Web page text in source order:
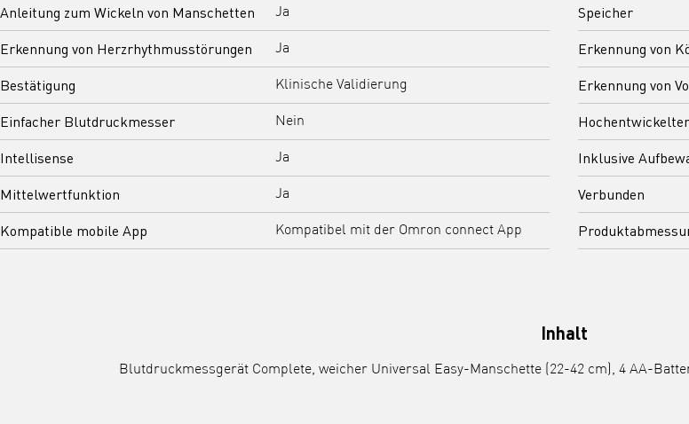
Anleitung zum Wickeln von Manschetten Ja Speicher
Erkennung von Herzrhythmusstörungen Ja Erkennung von
Bestätigung Klinische Validierung Erkennung von
Einfacher Blutdruckmesser Nein
Intellisense Ja Inklusive
Mittelwertfunktion Ja Verbunden
Kompatible mobile App Kompatibel mit der Omron connect App
Inhalt
Blutdruckmessgerät Complete, weicher Universal Easy-Manschette (22-42 cm), 4 AA-